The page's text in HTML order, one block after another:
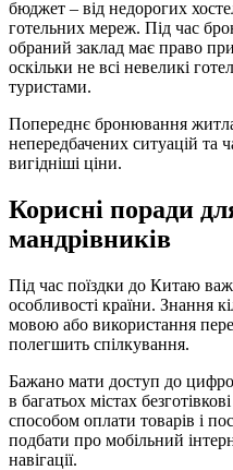
бюджет – від недорогих
готельних мереж. Під час
обраний заклад має право
оскільки не всі невеликі
туристами.
Попереднє бронювання
непередбачених ситуацій та
вигідніші ціни.
Корисні поради
мандрівників
Під час поїздки до Китаю
особливості країни. Знання
мовою або використання
полегшить спілкування.
Бажано мати доступ до
в багатьох містах
способом оплати товарів і
подбати про мобільний
навігації.